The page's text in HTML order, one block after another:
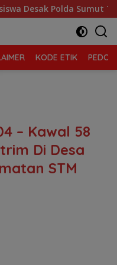
Polda Sumut Tutup
KODE ETIK
– Kawal 58
Di Desa
STM